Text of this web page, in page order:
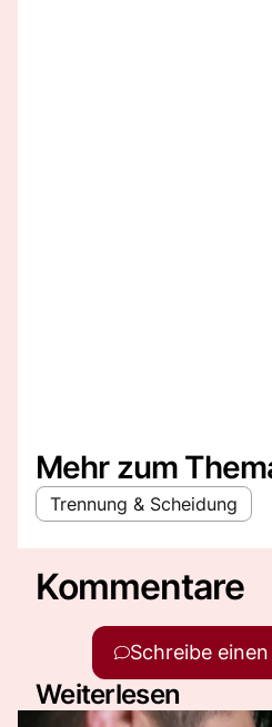
Mehr zum
Trennung & Scheidung
Kommentare
Schreibe
Weiterlesen